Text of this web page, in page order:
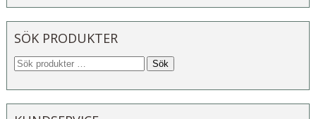
SÖK PRODUKTER
Sök